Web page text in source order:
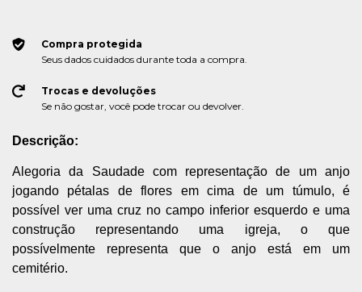
Compra protegida
Seus dados cuidados durante toda a compra.
Trocas e devoluções
Se não gostar, você pode trocar ou devolver.
Descrição:
Alegoria da Saudade com representação de um anjo
jogando pétalas de flores em cima de um túmulo, é
possível ver uma cruz no campo inferior esquerdo e uma
construção representando uma igreja, o que
possívelmente representa que o anjo está em um
cemitério.